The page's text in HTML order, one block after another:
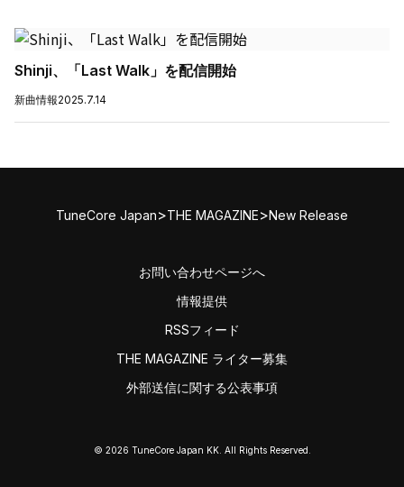
Shinji、「Last Walk」を配信開始
新曲情報2025.7.14
TuneCore Japan>THE MAGAZINE>New Release
お問い合わせページへ
情報提供
RSSフィード
THE MAGAZINE ライター募集
外部送信に関する公表事項
© 2026 TuneCore Japan KK. All Rights Reserved.